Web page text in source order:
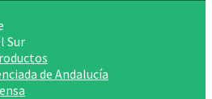
Sur
de Andalucía